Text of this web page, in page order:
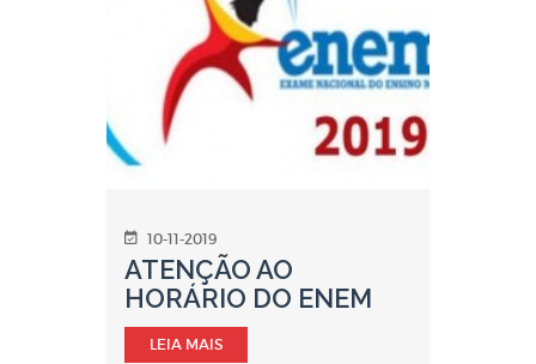
10-11-2019
ATENÇÃO AO
HORÁRIO DO ENEM
LEIA MAIS